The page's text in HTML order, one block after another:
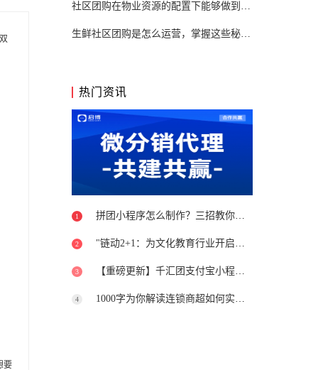
要
社区团购在物业资源的配置下能够做到多强?
生鲜社区团购是怎么运营，掌握这些秘诀你才能胜出！
热门资讯
1 拼团小程序怎么制作？三招教你避开坑
2 "链动2+1：为文化教育行业开启新篇章"
3 【重磅更新】千汇团支付宝小程序上线
4 1000字为你解读连锁商超如何实现转型升级